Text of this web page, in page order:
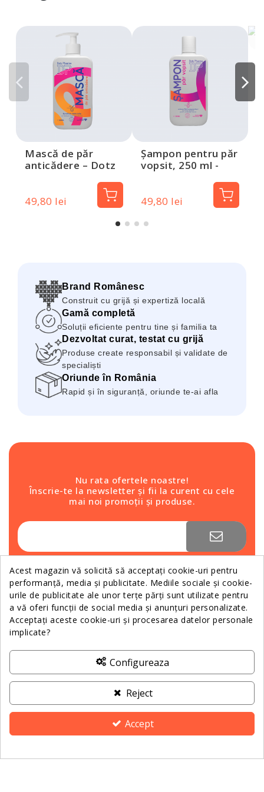
Mască de păr
anticădere – Dotz
49,80 lei
Șampon pentru păr
vopsit, 250 ml -
49,80 lei
Brand Românesc
Construit cu grijă și expertiză locală
Gamă completă
Soluții eficiente pentru tine și familia ta
Dezvoltat curat, testat cu grijă
Produse create responsabil și validate de
specialiști
Oriunde în România
Rapid și în siguranță, oriunde te-ai afla
Nu rata ofertele noastre!
Înscrie-te la newsletter și fii la curent cu cele
mai noi promoții și produse.
te rugăm să folosești informațiile noastre de
contact din nota legală.
Sunt de acord cuprelucrarea datelor cu caracter
personal .
Relații Clienții
Informații
Despre Noi
Acest magazin vă solicită să acceptați cookie-uri pentru
performanță, media și publicitate. Mediile sociale și cookie-
urile de publicitate ale unor terțe părți sunt utilizate pentru
a vă oferi funcții de social media și anunțuri personalizate.
Acceptați aceste cookie-uri și procesarea datelor personale
implicate?
Configureaza
Reject
Accept